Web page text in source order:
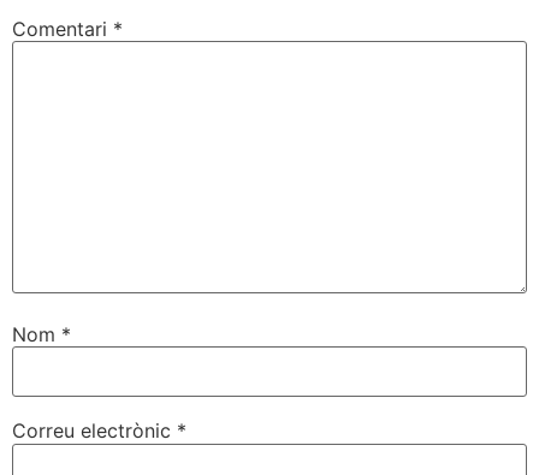
Comentari *
Nom *
Correu electrònic *